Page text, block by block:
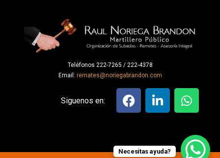
Teléfonos 222-7265 / 222-4378
Email: remates@noriegabrandon.com
Siguenos en:
Necesitas ayuda?